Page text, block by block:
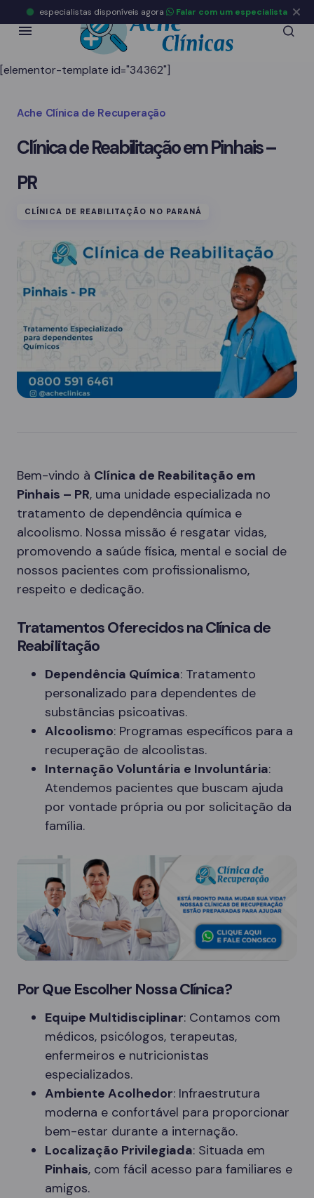
[elementor-template id="34362"]
Ache Clínica de Recuperação
Clínica de Reabilitação em Pinhais –
PR
CLÍNICA DE REABILITAÇÃO NO PARANÁ
Bem-vindo à Clínica de Reabilitação em
Pinhais – PR, uma unidade especializada no
tratamento de dependência química e
alcoolismo. Nossa missão é resgatar vidas,
promovendo a saúde física, mental e social de
nossos pacientes com profissionalismo,
respeito e dedicação.
Tratamentos Oferecidos na Clínica de
Reabilitação
Dependência Química: Tratamento
personalizado para dependentes de
substâncias psicoativas.
Alcoolismo: Programas específicos para a
recuperação de alcoolistas.
Internação Voluntária e Involuntária:
Atendemos pacientes que buscam ajuda
por vontade própria ou por solicitação da
família.
Por Que Escolher Nossa Clínica?
Equipe Multidisciplinar: Contamos com
médicos, psicólogos, terapeutas,
enfermeiros e nutricionistas
especializados.
Ambiente Acolhedor: Infraestrutura
moderna e confortável para proporcionar
bem-estar durante a internação.
Localização Privilegiada: Situada em
Pinhais, com fácil acesso para familiares e
amigos.
especialistas disponíveis agora Falar com um especialista